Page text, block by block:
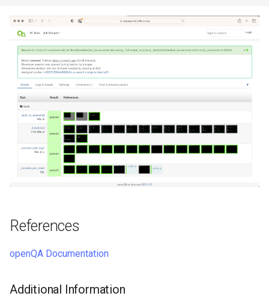
References
openQA Documentation
Additional Information